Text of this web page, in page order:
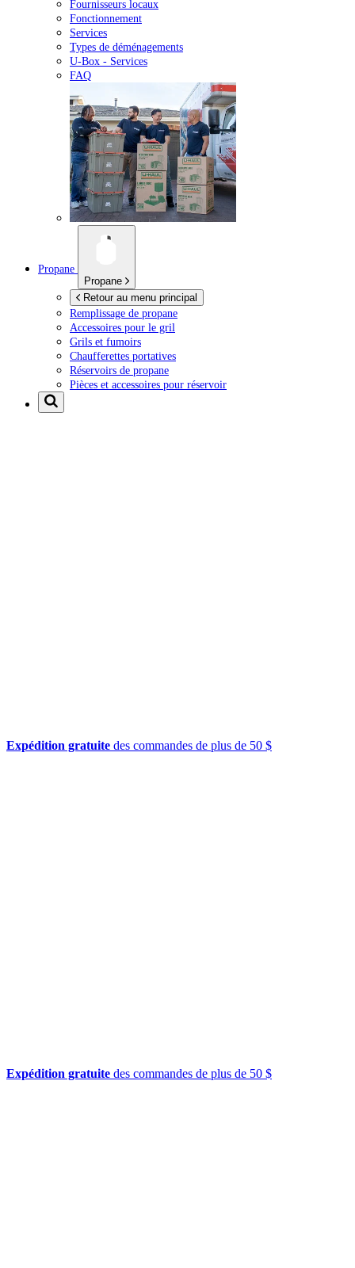
Fournisseurs locaux
Fonctionnement
Services
Types de déménagements
U-Box - Services
FAQ
Propane
Propane
Retour au menu principal
Remplissage de propane
Accessoires pour le gril
Grils et fumoirs
Chaufferettes portatives
Réservoirs de propane
Pièces et accessoires pour réservoir
Expédition gratuite des commandes de plus de 50 $
Expédition gratuite des commandes de plus de 50 $